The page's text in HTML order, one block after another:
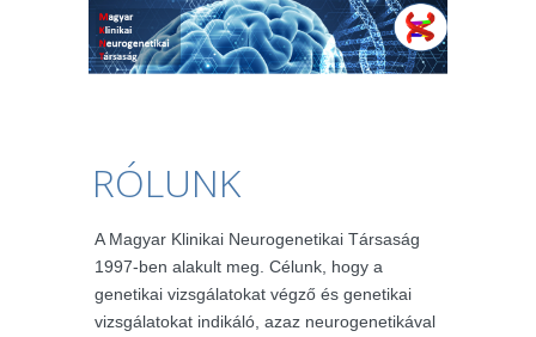
RÓLUNK
A Magyar Klinikai Neurogenetikai Társaság
1997-ben alakult meg. Célunk, hogy a
genetikai vizsgálatokat végző és genetikai
vizsgálatokat indikáló, azaz neurogenetikával